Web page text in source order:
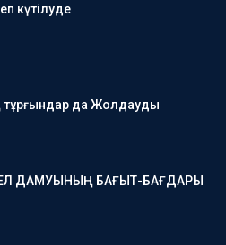
күтілуде
да Жолдауды
ДАМУЫНЫҢ БАҒЫТ-БАҒДАРЫ